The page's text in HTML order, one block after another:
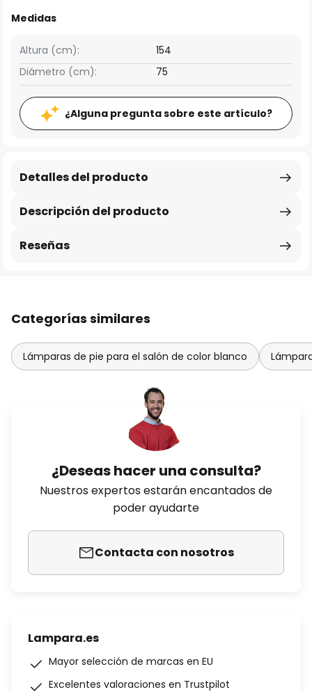
Medidas
Altura (cm):
154
Diámetro (cm):
75
¿Alguna pregunta sobre este artículo?
Descripción del producto
Detalles del producto
Reseñas
Categorías similares
Lámparas de pie para el salón de color blanco
¿Deseas hacer una consulta?
Nuestros expertos estarán encantados de
poder ayudarte
Contacta con nosotros
Lampara.es
Mayor selección de marcas en EU
Excelentes valoraciones en Trustpilot